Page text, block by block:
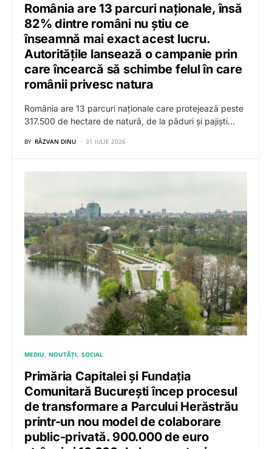
România are 13 parcuri naționale, însă
82% dintre români nu știu ce
înseamnă mai exact acest lucru.
Autoritățile lansează o campanie prin
care încearcă să schimbe felul în care
românii privesc natura
România are 13 parcuri naționale care protejează peste
317.500 de hectare de natură, de la păduri și pajiști…
BY RĂZVAN DINU 31 IULIE 2026
MEDIU NOUTĂȚI SOCIAL
Primăria Capitalei și Fundația
Comunitară București încep procesul
de transformare a Parcului Herăstrău
printr-un nou model de colaborare
public-privată. 900.000 de euro